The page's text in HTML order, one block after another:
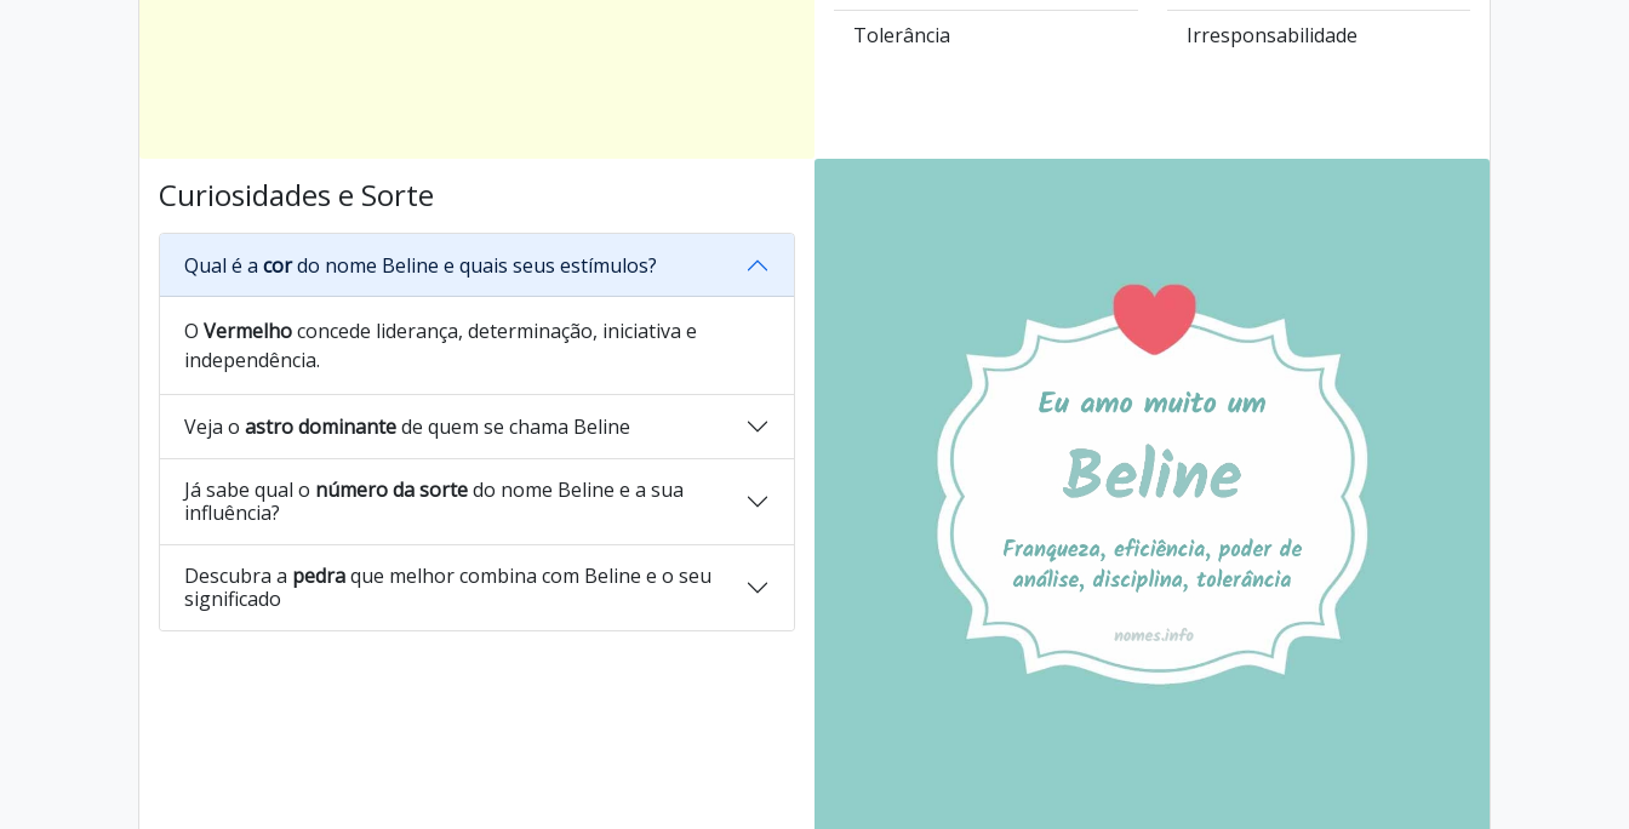
Tolerância
Irresponsabilidade
Curiosidades e Sorte
Qual é a cordo nome Beline e quais seus estímulos?
O Vermelhoconcede liderança, determinação, iniciativa e
independência.
Veja o astro dominantede quem se chama Beline
Já sabe qual o número da sortedo nome Beline e a sua
influência?
Descubra a pedraque melhor combina com Beline e o seu
significado